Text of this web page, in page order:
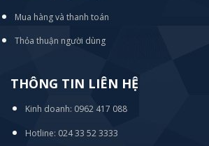
Mua hàng và thanh toán
Thỏa thuận người dùng
THÔNG TIN LIÊN HỆ
Kinh doanh: 0962 417 088
Hotline: 024 33 52 3333